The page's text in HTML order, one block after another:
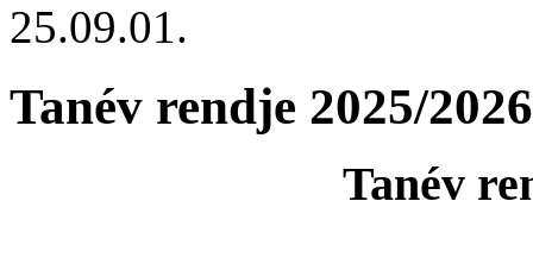
25.09.01.
Tanév rendje 2025/2026
Tanév